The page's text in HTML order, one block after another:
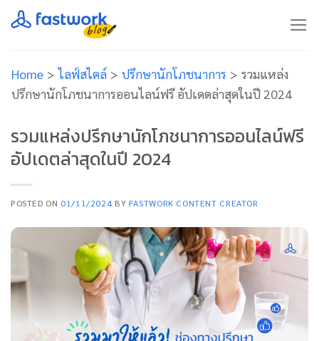
Skip
to
Home > ไลฟ์สไตล์ > ปรึกษานักโภชนาการ > รวมแหล่ง
ปรึกษานักโภชนาการออนไลน์ฟรี อัปเดตล่าสุดในปี 2024
รวมแหล่งปรึกษานักโภชนาการออนไลน์ฟรี
อัปเดตล่าสุดในปี 2024
POSTED ON 01/11/2024 BY FASTWORK CONTENT CREATOR